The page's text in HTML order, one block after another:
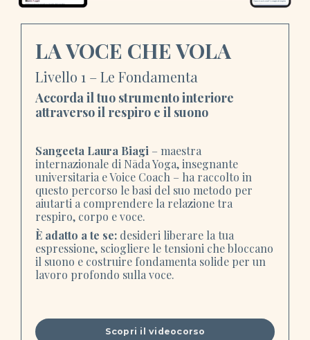
LA VOCE CHE VOLA
Livello 1 – Le Fondamenta
Accorda il tuo strumento interiore
attraverso il respiro e il suono
Sangeeta Laura Biagi – maestra
internazionale di Nāda Yoga, insegnante
universitaria e Voice Coach – ha raccolto in
questo percorso le basi del suo metodo per
aiutarti a comprendere la relazione tra
respiro, corpo e voce.
È adatto a te se: desideri liberare la tua
espressione, sciogliere le tensioni che bloccano
il suono e costruire fondamenta solide per un
lavoro profondo sulla voce.
Scopri il videocorso